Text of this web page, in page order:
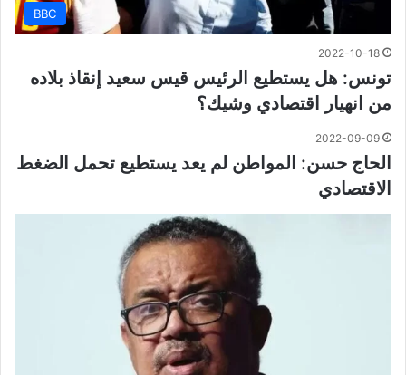
BBC
2022-10-18
تونس: هل يستطيع الرئيس قيس سعيد إنقاذ بلاده
من انهيار اقتصادي وشيك؟
2022-09-09
الحاج حسن: المواطن لم يعد يستطيع تحمل الضغط
الاقتصادي